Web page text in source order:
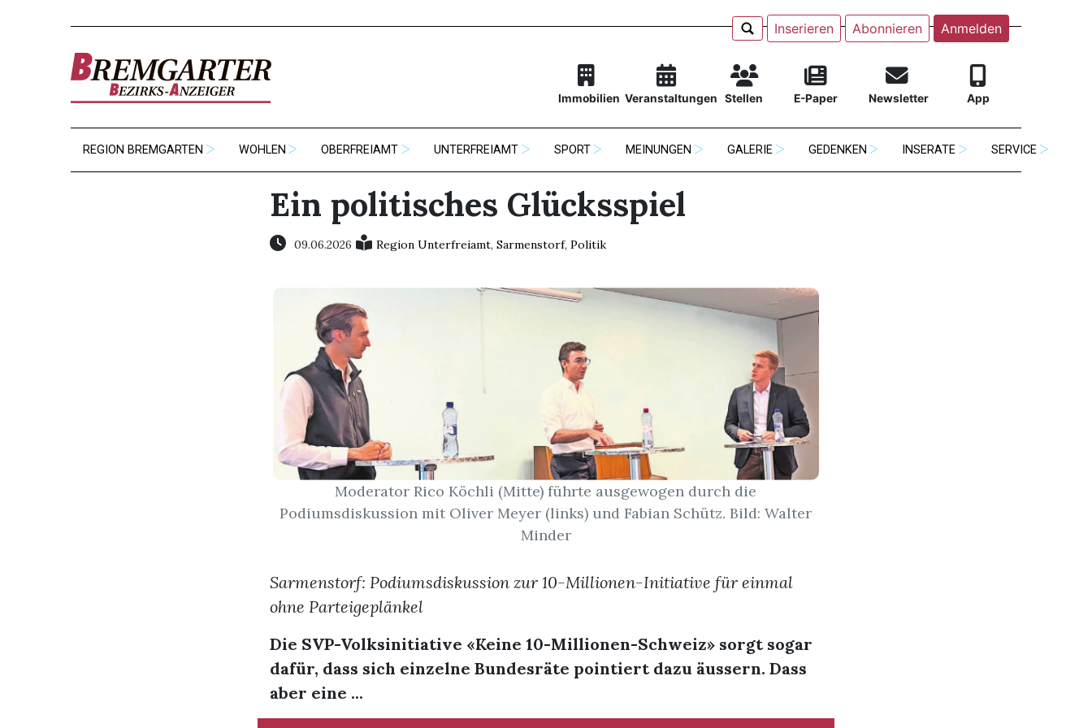
Inserieren Abonnieren Anmelden
Immobilien Veranstaltungen Stellen E-Paper Newsletter App
REGION BREMGARTEN WOHLEN OBERFREIAMT UNTERFREIAMT SPORT MEINUNGEN GALERIE GEDENKEN INSERATE SERVICE
Ein politisches Glücksspiel
09.06.2026 Region Unterfreiamt, Sarmenstorf, Politik
Moderator Rico Köchli (Mitte) führte ausgewogen durch die
Podiumsdiskussion mit Oliver Meyer (links) und Fabian Schütz. Bild: Walter
Minder
Sarmenstorf: Podiumsdiskussion zur 10-Millionen-Initiative für einmal
ohne Parteigeplänkel
Die SVP-Volksinitiative «Keine 10-Millionen-Schweiz» sorgt sogar
dafür, dass sich einzelne Bundesräte pointiert dazu äussern. Dass
aber eine ...